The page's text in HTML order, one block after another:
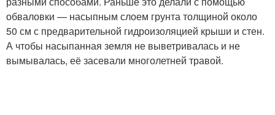
обваловки — насыпным слоем грунта толщиной около
50 см с предварительной гидроизоляцией крыши и стен.
А чтобы насыпанная земля не выветривалась и не
вымывалась, её засевали многолетней травой.